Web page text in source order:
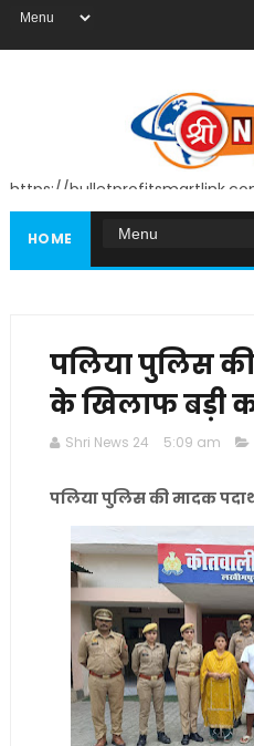
https://
HOME
पलिया पुलिस की
के खिलाफ बड़ी
Shri News 24 5:09 am
पलिया पुलिस की मादक